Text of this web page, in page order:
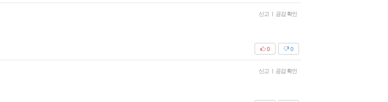
신고 | 공감 확인
0
0
신고 | 공감 확인